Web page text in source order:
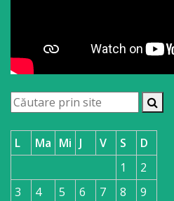
L Ma Mi J V S
D
1
2
3
4 5 6 7 8
9